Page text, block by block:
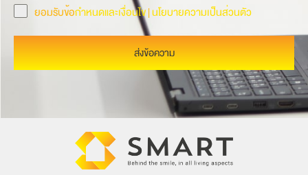
ยอมรับข้อกำหนดและเงื่อนไข|นโยบายความเป็นส่วนตัว
ส่งข้อความ